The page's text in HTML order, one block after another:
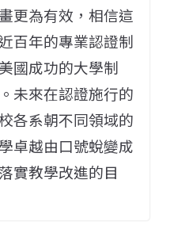
更為有效，相信這
百年的專業認證制
國成功的大學制
未來在認證施行的
各系朝不同領域的
卓越由口號蛻變成
實教學改進的目